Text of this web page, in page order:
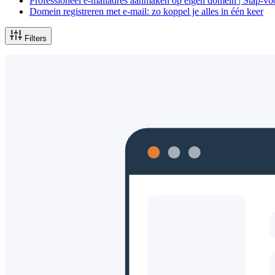
Domein registreren met e-mail: zo koppel je alles in één keer
Filters